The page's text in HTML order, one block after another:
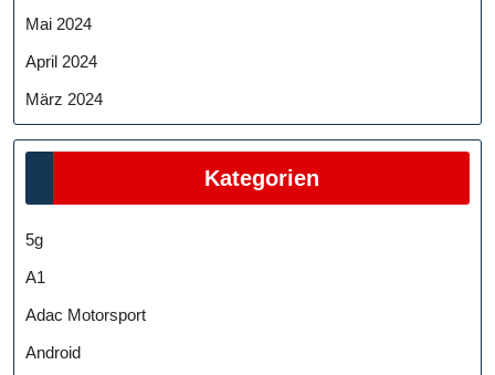
Mai 2024
April 2024
März 2024
Kategorien
5g
A1
Adac Motorsport
Android